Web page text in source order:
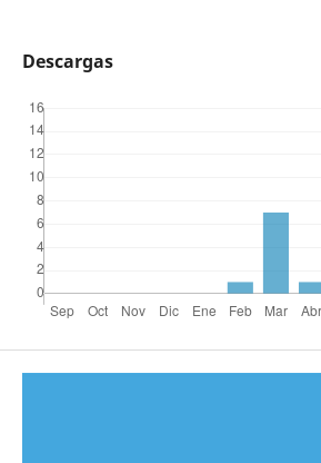
Descargas